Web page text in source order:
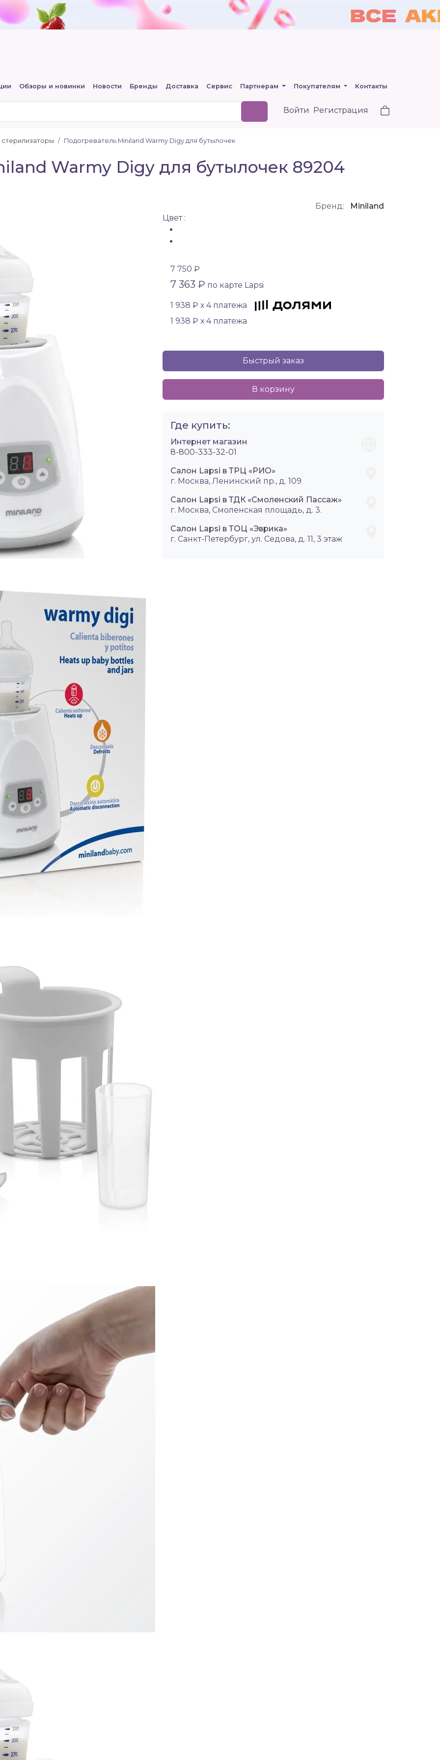
Обзоры и новинки Новости Бренды Доставка Сервис Партнерам Покупателям Контакты
Войти Регистрация
Подогреватель Miniland Warmy Digy для бутылочек
Warmy Digy для бутылочек 89204
Бренд:
Miniland
Цвет :
7 750 ₽
7 363 ₽ по карте Lapsi
1 938 ₽ х 4 платежа
1 938 ₽ х 4 платежа
Быстрый заказ
В корзину
Где купить:
Интернет магазин
8-800-333-32-01
Салон Lapsi в ТРЦ «РИО»
г. Москва, Ленинский пр., д. 109
Салон Lapsi в ТДК «Смоленский Пассаж»
г. Москва, Смоленская площадь, д. 3.
Салон Lapsi в ТОЦ «Эврика»
г. Санкт-Петербург, ул. Седова, д. 11, 3 этаж